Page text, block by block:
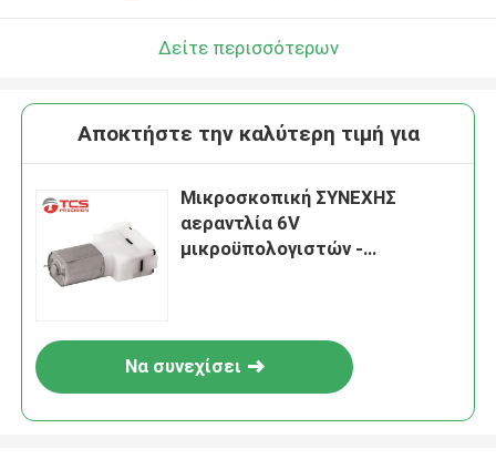
Δείτε περισσότερων
Αποκτήστε την καλύτερη τιμή για
Μικροσκοπική ΣΥΝΕΧΗΣ
αεραντλία 6V
μικροϋπολογιστών -
Να συνεχίσει